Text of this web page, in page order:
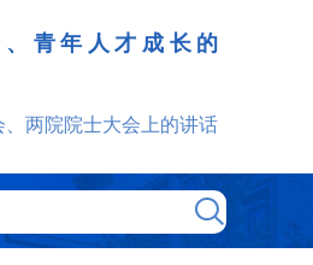
青年人才成长的
两院院士大会上的讲话